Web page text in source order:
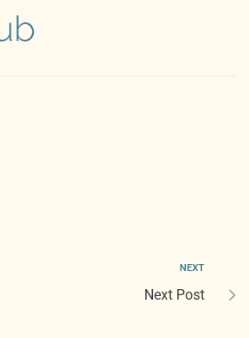
NEXT
Next Post